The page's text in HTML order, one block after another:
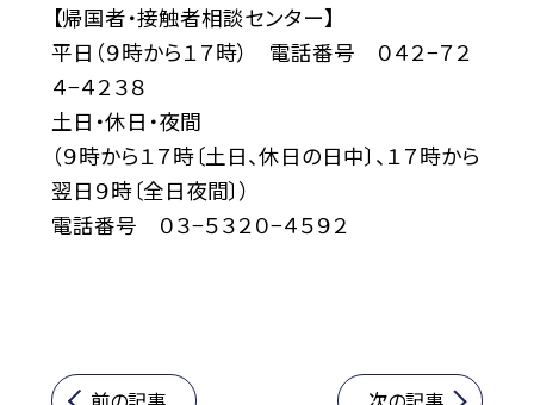
【帰国者・接触者相談センター】
平日（９時から１７時） 電話番号 ０４２−７２
４−４２３８
土日・休日・夜間
（９時から１７時〔土日、休日の日中〕、１７時から
翌日９時〔全日夜間〕）
電話番号 ０３−５３２０−４５９２